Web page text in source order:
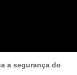
a segurança do